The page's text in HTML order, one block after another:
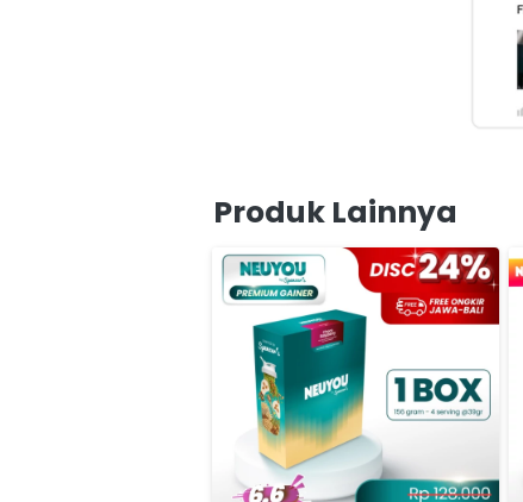
Produk Lainnya